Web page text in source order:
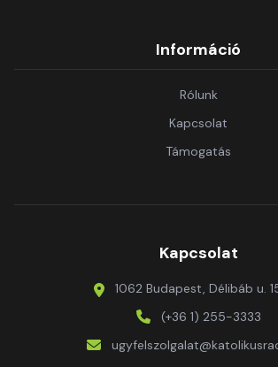
Információ
Rólunk
Kapcsolat
Támogatás
Kapcsolat
1062 Budapest, Délibáb u.
(+36 1) 255-3333